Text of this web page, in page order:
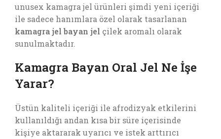
unusex kamagra jel ürünleri şimdi yeni içeriği
ile sadece hanımlara özel olarak tasarlanan
kamagra jel bayan jel çilek aromalı olarak
sunulmaktadır.
Kamagra Bayan Oral Jel Ne İşe
Yarar?
Üstün kaliteli içeriği ile afrodizyak etkilerini
kullanıldığı andan kısa bir süre içerisinde
kişiye aktararak uyarıcı ve istek arttırıcı